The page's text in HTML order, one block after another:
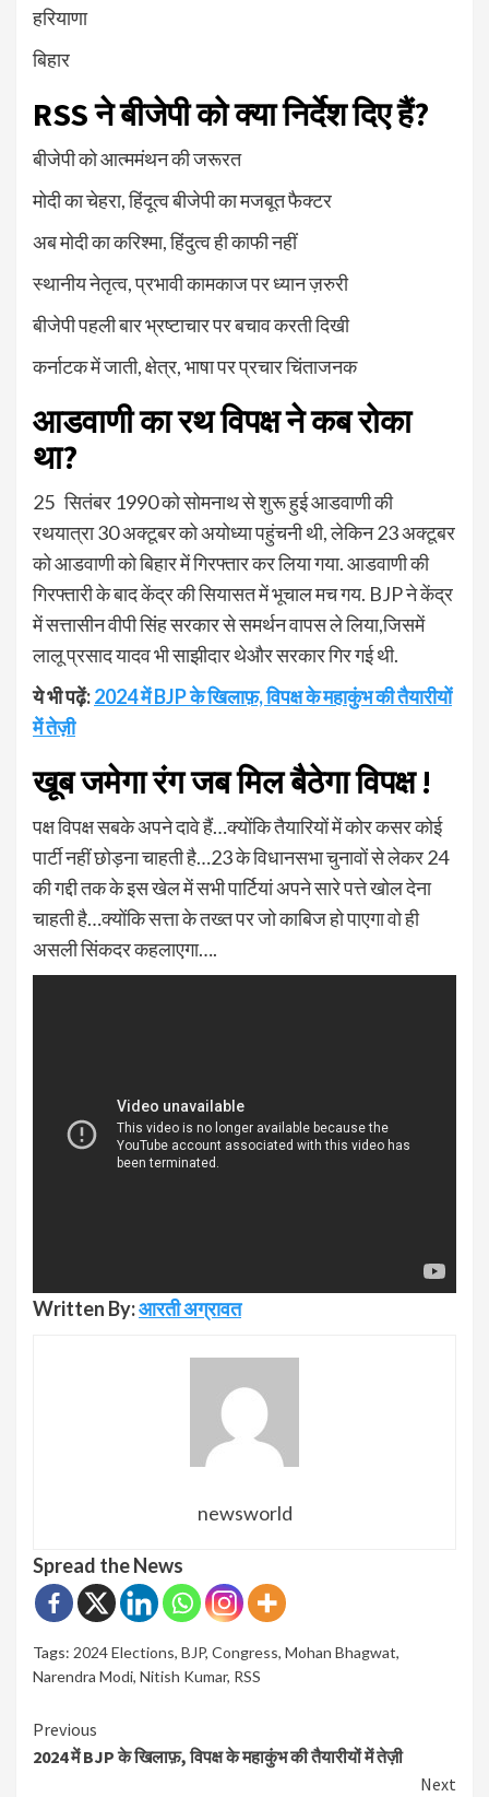
हरियाणा
बिहार
RSSने बीजेपी को क्या निर्देश दिए हैं?
बीजेपी को आत्ममंथन की जरूरत
मोदी का चेहरा, हिंदूत्व बीजेपी का मजबूत फैक्टर
अब मोदी का करिश्मा, हिंदुत्व ही काफी नहीं
स्थानीय नेतृत्व, प्रभावी कामकाज पर ध्यान ज़रुरी
बीजेपी पहली बार भ्रष्टाचार पर बचाव करती दिखी
कर्नाटक में जाती, क्षेत्र, भाषा पर प्रचार चिंताजनक
आडवाणी का रथ विपक्ष ने कब रोका
था?
25 सितंबर 1990 को सोमनाथ से शुरू हुई आडवाणी की
रथयात्रा 30 अक्टूबर को अयोध्या पहुंचनी थी, लेकिन 23 अक्टूबर
को आडवाणी को बिहार में गिरफ्तार कर लिया गया. आडवाणी की
गिरफ्तारी के बाद केंद्र की सियासत में भूचाल मच गय. BJP ने केंद्र
में सत्तासीन वीपी सिंह सरकार से समर्थन वापस ले लिया,जिसमें
लालू प्रसाद यादव भी साझीदार थेऔर सरकार गिर गई थी.
ये भी पढ़ें:2024 में BJP के खिलाफ़, विपक्ष के महाकुंभ की तैयारीयों
में तेज़ी
खूब जमेगा रंग जब मिल बैठेगा विपक्ष !
पक्ष विपक्ष सबके अपने दावे हैं…क्योंकि तैयारियों में कोर कसर कोई
पार्टी नहीं छोड़ना चाहती है…23 के विधानसभा चुनावों से लेकर 24
की गद्दी तक के इस खेल में सभी पार्टियां अपने सारे पत्ते खोल देना
चाहती है…क्योंकि सत्ता के तख्त पर जो काबिज हो पाएगा वो ही
असली सिंकदर कहलाएगा….
Written By:आरती अग्रावत
newsworld
Spread the News
Tags: 2024 Elections, BJP, Congress, Mohan Bhagwat,
Narendra Modi, Nitish Kumar, RSS
Continue
Reading
Previous
2024 में BJP के खिलाफ़, विपक्ष के महाकुंभ की तैयारीयों में तेज़ी
Next